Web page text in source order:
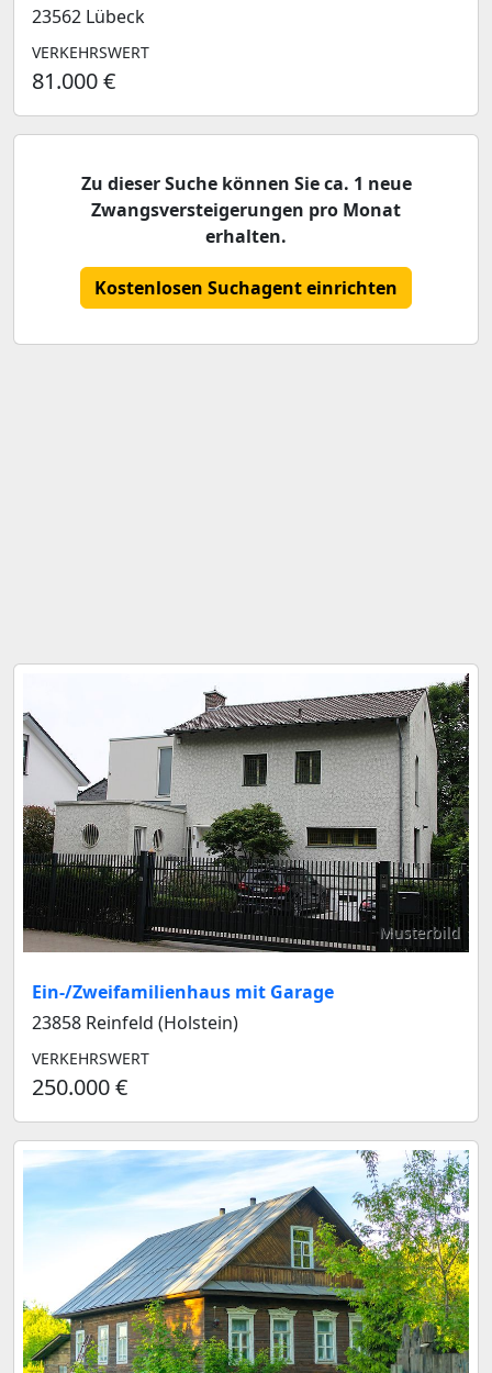
23562 Lübeck
VERKEHRSWERT
81.000 €
Zu dieser Suche können Sie ca. 1 neue
Zwangsversteigerungen pro Monat
erhalten.
Kostenlosen Suchagent einrichten
Musterbild
Ein-/Zweifamilienhaus mit Garage
23858 Reinfeld (Holstein)
VERKEHRSWERT
250.000 €